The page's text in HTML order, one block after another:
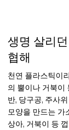
생명 살리
협해
천연 플라스틱이
의 뿔이나 거북이
반, 당구공, 주사
모양을 만드는 가
상아, 거북이 등